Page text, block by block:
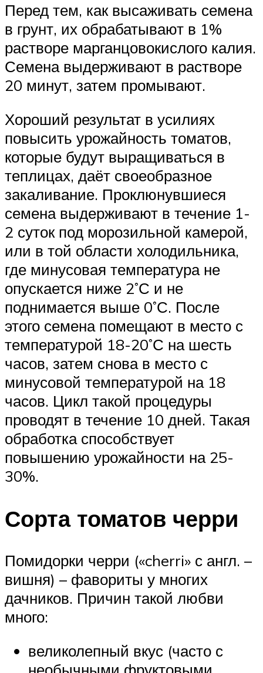
Перед тем, как высаживать семена
в грунт, их обрабатывают в 1%
растворе марганцовокислого калия.
Семена выдерживают в растворе
20 минут, затем промывают.
Хороший результат в усилиях
повысить урожайность томатов,
которые будут выращиваться в
теплицах, даёт своеобразное
закаливание. Проклюнувшиеся
семена выдерживают в течение 1-
2 суток под морозильной камерой,
или в той области холодильника,
где минусовая температура не
опускается ниже 2˚С и не
поднимается выше 0˚С. После
этого семена помещают в место с
температурой 18-20˚С на шесть
часов, затем снова в место с
минусовой температурой на 18
часов. Цикл такой процедуры
проводят в течение 10 дней. Такая
обработка способствует
повышению урожайности на 25-
30%.
Сорта томатов черри
Помидорки черри («cherri» с англ. –
вишня) – фавориты у многих
дачников. Причин такой любви
много:
великолепный вкус (часто с